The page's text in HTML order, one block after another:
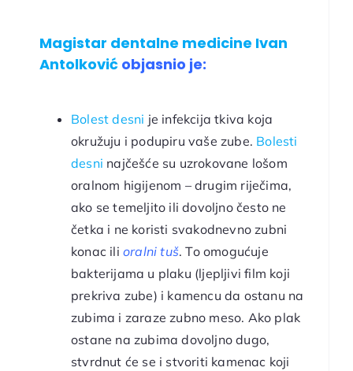
Magistar dentalne medicine Ivan
Antolkovićobjasnio je:
Bolest desni je infekcija tkiva koja
okružuju i podupiru vaše zube. Bolesti
desni najčešće su uzrokovane lošom
oralnom higijenom – drugim riječima,
ako se temeljito ili dovoljno često ne
četka i ne koristi svakodnevno zubni
konac ili oralni tuš. To omogućuje
bakterijama u plaku (ljepljivi film koji
prekriva zube) i kamencu da ostanu na
zubima i zaraze zubno meso. Ako plak
ostane na zubima dovoljno dugo,
stvrdnut će se i stvoriti kamenac koji